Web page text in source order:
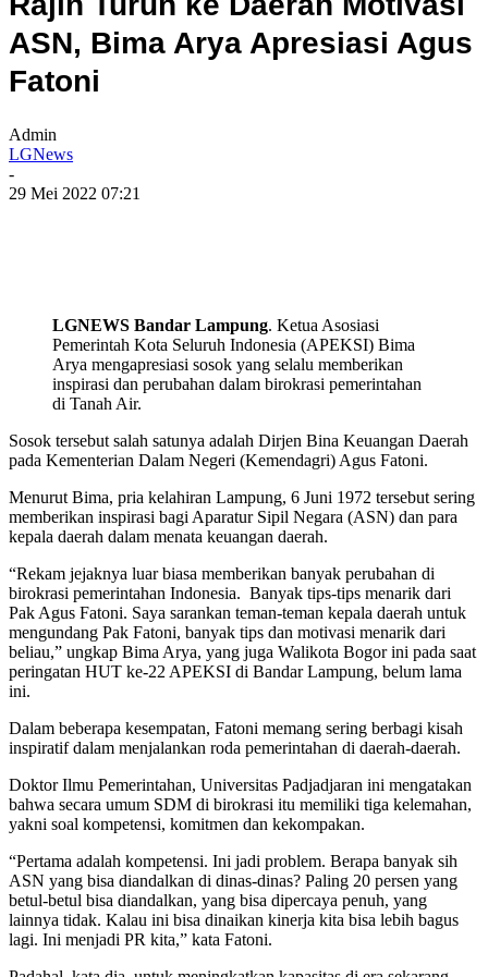
ASN, Bima Arya Apresiasi Agus
Fatoni
Admin
LGNews
-
29 Mei 2022 07:21
LGNEWS Bandar Lampung. Ketua Asosiasi
Pemerintah Kota Seluruh Indonesia (APEKSI) Bima
Arya mengapresiasi sosok yang selalu memberikan
inspirasi dan perubahan dalam birokrasi pemerintahan
di Tanah Air.
Sosok tersebut salah satunya adalah Dirjen Bina Keuangan Daerah
pada Kementerian Dalam Negeri (Kemendagri) Agus Fatoni.
Menurut Bima, pria kelahiran Lampung, 6 Juni 1972 tersebut sering
memberikan inspirasi bagi Aparatur Sipil Negara (ASN) dan para
kepala daerah dalam menata keuangan daerah.
“Rekam jejaknya luar biasa memberikan banyak perubahan di
birokrasi pemerintahan Indonesia. Banyak tips-tips menarik dari
Pak Agus Fatoni. Saya sarankan teman-teman kepala daerah untuk
mengundang Pak Fatoni, banyak tips dan motivasi menarik dari
beliau,” ungkap Bima Arya, yang juga Walikota Bogor ini pada saat
peringatan HUT ke-22 APEKSI di Bandar Lampung, belum lama
ini.
Dalam beberapa kesempatan, Fatoni memang sering berbagi kisah
inspiratif dalam menjalankan roda pemerintahan di daerah-daerah.
Doktor Ilmu Pemerintahan, Universitas Padjadjaran ini mengatakan
bahwa secara umum SDM di birokrasi itu memiliki tiga kelemahan,
yakni soal kompetensi, komitmen dan kekompakan.
“Pertama adalah kompetensi. Ini jadi problem. Berapa banyak sih
ASN yang bisa diandalkan di dinas-dinas? Paling 20 persen yang
betul-betul bisa diandalkan, yang bisa dipercaya penuh, yang
lainnya tidak. Kalau ini bisa dinaikan kinerja kita bisa lebih bagus
lagi. Ini menjadi PR kita,” kata Fatoni.